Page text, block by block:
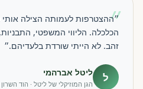
״
״ההצטרפות לעמותה הצילה
הכלכלה. הליווי המשפטי,
זהב. לא הייתי שורדת בלעדיהם.״
ל ליטל אברהמי
הגן המוזיקלי של ליטל · הוד השרון